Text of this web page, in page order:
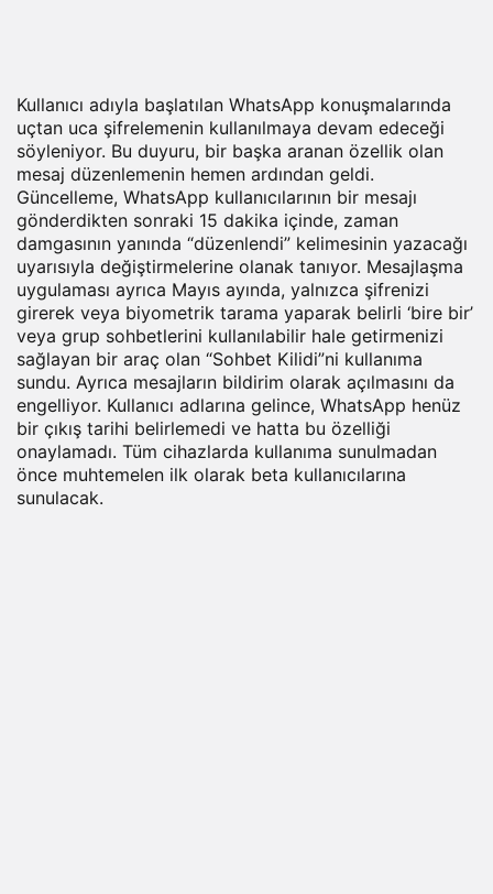
Kullanıcı adıyla başlatılan WhatsApp konuşmalarında
uçtan uca şifrelemenin kullanılmaya devam edeceği
söyleniyor. Bu duyuru, bir başka aranan özellik olan
mesaj düzenlemenin hemen ardından geldi.
Güncelleme, WhatsApp kullanıcılarının bir mesajı
gönderdikten sonraki 15 dakika içinde, zaman
damgasının yanında “düzenlendi” kelimesinin yazacağı
uyarısıyla değiştirmelerine olanak tanıyor. Mesajlaşma
uygulaması ayrıca Mayıs ayında, yalnızca şifrenizi
girerek veya biyometrik tarama yaparak belirli ‘bire bir’
veya grup sohbetlerini kullanılabilir hale getirmenizi
sağlayan bir araç olan “Sohbet Kilidi”ni kullanıma
sundu. Ayrıca mesajların bildirim olarak açılmasını da
engelliyor. Kullanıcı adlarına gelince, WhatsApp henüz
bir çıkış tarihi belirlemedi ve hatta bu özelliği
onaylamadı. Tüm cihazlarda kullanıma sunulmadan
önce muhtemelen ilk olarak beta kullanıcılarına
sunulacak.